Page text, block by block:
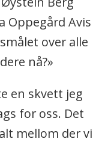
Oppegård Avis
over alle
nå?»
en skvett jeg
for oss. Det
mellom der vi